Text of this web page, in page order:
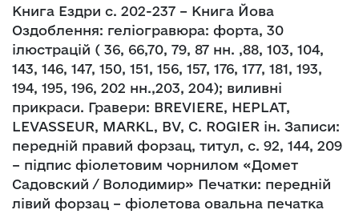
Книга Ездри с. 202-237 – Книга Йова
Оздоблення: геліогравюра: форта, 30
ілюстрацій ( 36, 66,70, 79, 87 нн. ,88, 103, 104,
143, 146, 147, 150, 151, 156, 157, 176, 177, 181, 193,
194, 195, 196, 202 нн.,203, 204); виливні
прикраси. Гравери: BREVIERE, HEPLAT,
LEVASSEUR, MARKL, BV, C. ROGIER ін. Записи:
передній правий форзац, титул, с. 92, 144, 209
– підпис фіолетовим чорнилом «Домет
Садовский / Володимир» Печатки: передній
лівий форзац – фіолетова овальна печатка